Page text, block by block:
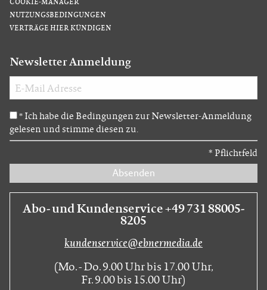
NUTZUNGSBEDINGUNGEN
VERTRÄGE HIER KÜNDIGEN
Newsletter Anmeldung
* Ich habe die Bedingungen zur Newsletter-Anmeldung
gelesen und stimme diesen zu.
* Pflichtfeld
Absenden
Abo- und Kundenservice +49 731 88005-
8205
kundenservice@ebnermedia.de
(Mo. - Do. 9.00 Uhr bis 17.00 Uhr,
Fr. 9.00 bis 15.00 Uhr)